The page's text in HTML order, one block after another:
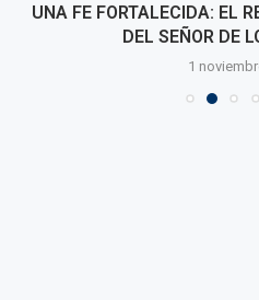
UNA FE FORTALECIDA: EL
DEL SEÑOR DE
1